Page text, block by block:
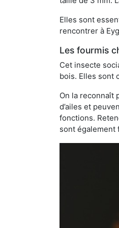
Elles sont
rencontrer à
Les fourmis
Cet insecte
bois. Elles sont
On la reconnaît
d’ailes et
fonctions.
sont également